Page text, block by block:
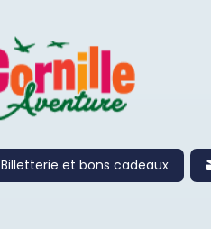
Billetterie et bons cadeaux